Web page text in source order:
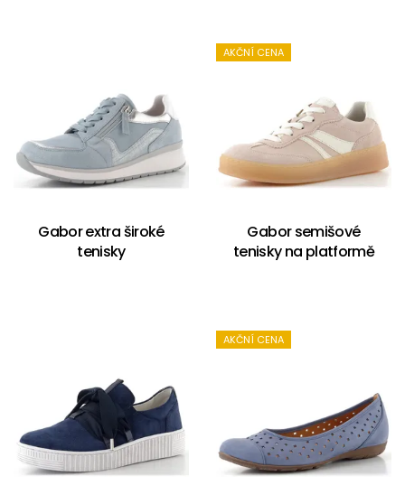
Gabor extra široké
tenisky
AKČNÍ CENA
Gabor semišové
tenisky na platformě
AKČNÍ CENA